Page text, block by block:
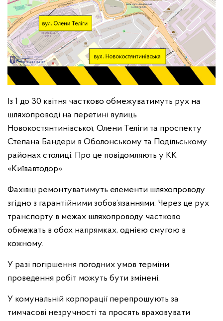
Із 1 до 30 квітня частково обмежуватимуть рух на
шляхопроводі на перетині вулиць
Новокостянтинівської, Олени Теліги та проспекту
Степана Бандери в Оболонському та Подільському
районах столиці. Про це повідомляють у КК
«Київавтодор».
Фахівці ремонтуватимуть елементи шляхопроводу
згідно з гарантійними зобов’язаннями. Через це рух
транспорту в межах шляхопроводу частково
обмежать в обох напрямках, однією смугою в
кожному.
У разі погіршення погодних умов терміни
проведення робіт можуть бути змінені.
У комунальній корпорації перепрошують за
тимчасові незручності та просять враховувати